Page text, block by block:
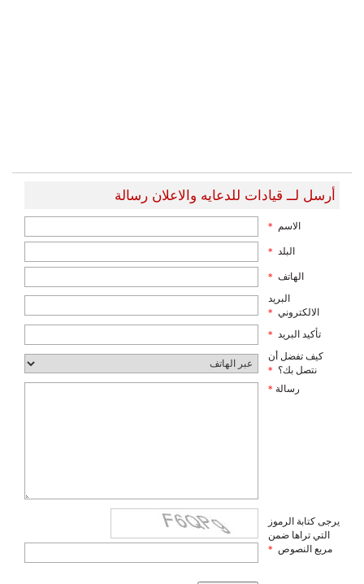
أرسل لــ قيادات للدعايه والاعلان رسالة
الاسم *
البلد *
الهاتف *
البريد
الالكتروني *
تأكيد البريد *
كيف تفضل أن
نتصل بك؟ *
رسالة *
يرجى كتابة الرموز
التي تراها ضمن
مربع النصوص *